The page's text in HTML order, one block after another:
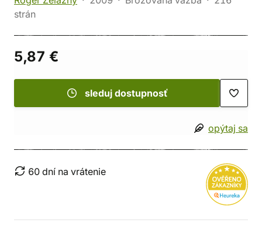
strán
5,87 €
sleduj dostupnosť
opýtaj sa
60 dní na vrátenie